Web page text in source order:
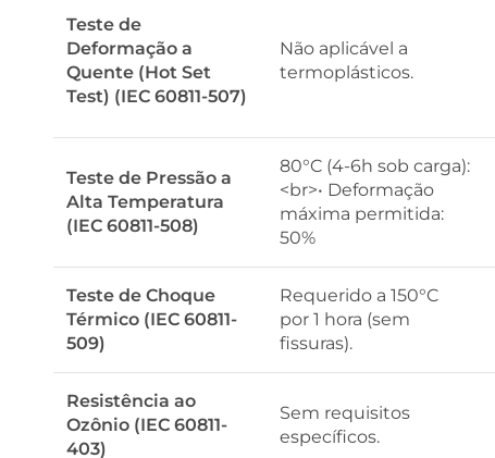
Teste de
Deformação a
Quente (Hot Set
Test) (IEC 60811-507)
Não aplicável a
termoplásticos.
Teste de Pressão a
Alta Temperatura
(IEC 60811-508)
80°C (4-6h sob carga):
<br>• Deformação
máxima permitida:
50%
Teste de Choque
Térmico (IEC 60811-
509)
Requerido a 150°C
por 1 hora (sem
fissuras).
Resistência ao
Ozônio (IEC 60811-
403)
Sem requisitos
específicos.